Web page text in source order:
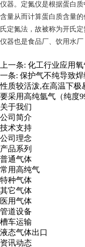
仪器。定氮仪是根据蛋白
含量从而计算蛋白质含量
氏定氮法，故被称为开氏
仪器也是食品厂、饮用水厂
上一条: 化工行业应用
一条: 保护气不纯导致
性质较活泼,在高温下极
要采用高纯氩气（纯度
关于我们
公司简介
技术支持
公司理念
产品系列
普通气体
常用高纯气
特种气体
其它气体
医用气体
管道设备
槽车运输
液态气体出口
资讯动态